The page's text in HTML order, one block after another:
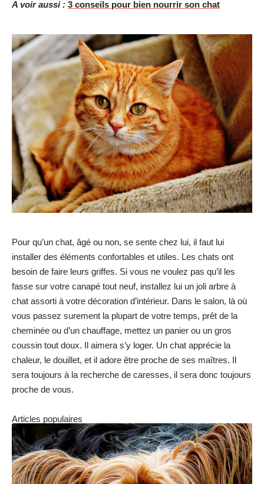
A voir aussi : 3 conseils pour bien nourrir son chat
Pour qu’un chat, âgé ou non, se sente chez lui, il faut lui
installer des éléments confortables et utiles. Les chats ont
besoin de faire leurs griffes. Si vous ne voulez pas qu’il les
fasse sur votre canapé tout neuf, installez lui un joli arbre à
chat assorti à votre décoration d’intérieur. Dans le salon, là où
vous passez surement la plupart de votre temps, prêt de la
cheminée ou d’un chauffage, mettez un panier ou un gros
coussin tout doux. Il aimera s’y loger. Un chat apprécie la
chaleur, le douillet, et il adore être proche de ses maîtres. Il
sera toujours à la recherche de caresses, il sera donc toujours
proche de vous.
Articles populaires